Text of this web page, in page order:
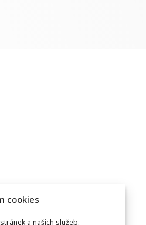
cookies
a našich služeb.